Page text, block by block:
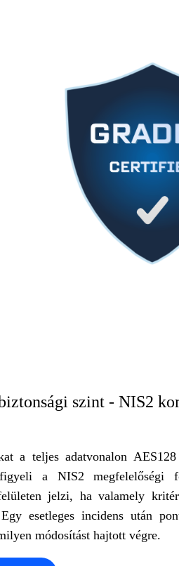
szint - NIS2
a teljes adatvonalon
a NIS2 megfelelőségi
jelzi, ha valamely
esetleges incidens után
módosítást hajtott végre.